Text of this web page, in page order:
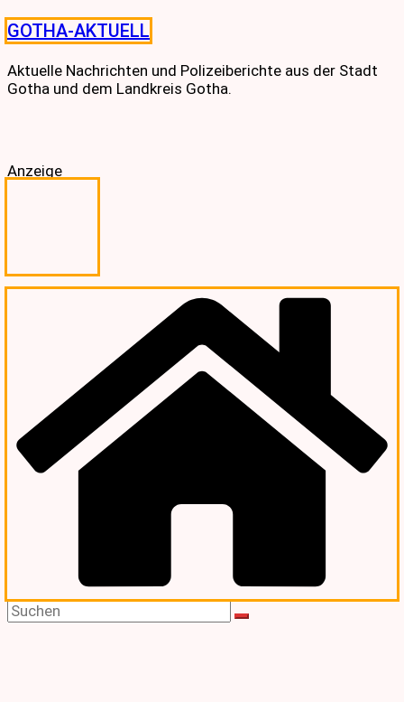
Skip
to
content
GOTHA-AKTUELL
Aktuelle Nachrichten und Polizeiberichte aus der Stadt
Gotha und dem Landkreis Gotha.
Anzeige